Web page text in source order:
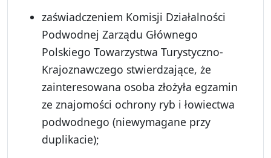
zaświadczeniem Komisji Działalności
Podwodnej Zarządu Głównego
Polskiego Towarzystwa Turystyczno-
Krajoznawczego stwierdzające, że
zainteresowana osoba złożyła egzamin
ze znajomości ochrony ryb i łowiectwa
podwodnego (niewymagane przy
duplikacie);